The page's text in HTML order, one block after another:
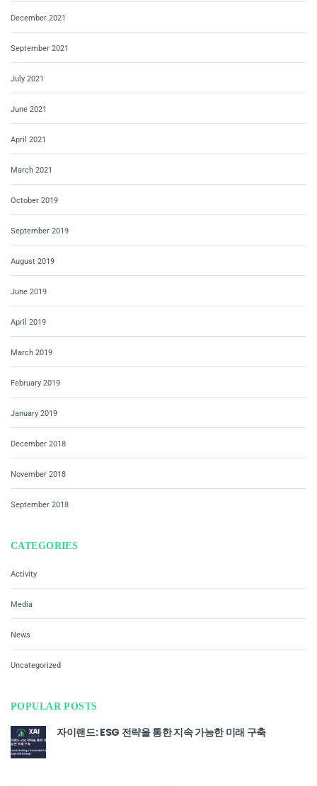
December 2021
September 2021
July 2021
June 2021
April 2021
March 2021
October 2019
September 2019
August 2019
June 2019
April 2019
March 2019
February 2019
January 2019
December 2018
November 2018
September 2018
CATEGORIES
Activity
Media
News
Uncategorized
POPULAR POSTS
자이랜드: ESG 전략을 통한 지속 가능한 미래 구축